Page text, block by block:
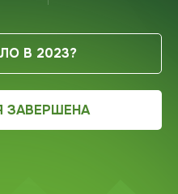
В 2023?
ЗАВЕРШЕНА